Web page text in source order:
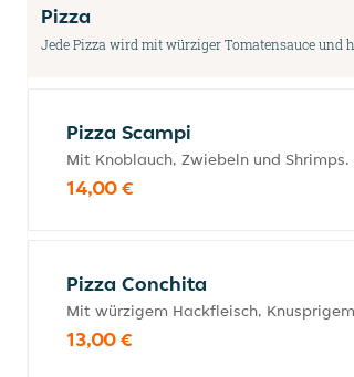
Pizza
Jede Pizza wird mit würziger Tomatensauce und
Pizza Scampi
Mit Knoblauch, Zwiebeln und Shrimps.
14,00 €
Pizza Conchita
Mit würzigem Hackfleisch,
13,00 €